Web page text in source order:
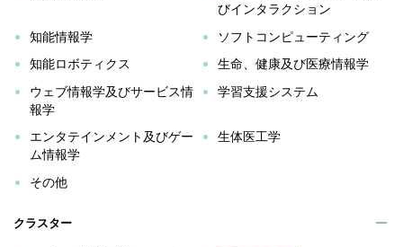
びインタラクション
知能情報学
ソフトコンピューティング
知能ロボティクス
生命、健康及び医療情報学
ウェブ情報学及びサービス情
報学
学習支援システム
エンタテインメント及びゲー
ム情報学
生体医工学
その他
クラスター